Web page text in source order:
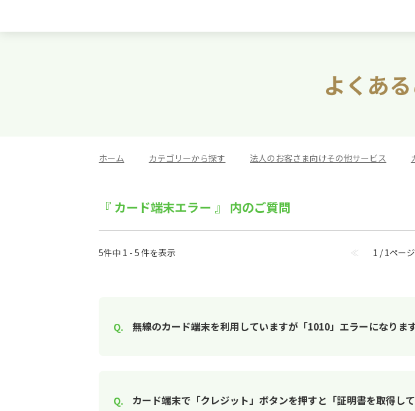
よくあ
ホーム カテゴリーから探す 法人のお客さま向けその他サービス
『 カード端末エラー 』 内のご質問
5件中 1 - 5 件を表示 ≪ 1 / 1ページ
無線のカード端末を利用していますが「1010」エラーになりま
カード端末で「クレジット」ボタンを押すと「証明書を取得し